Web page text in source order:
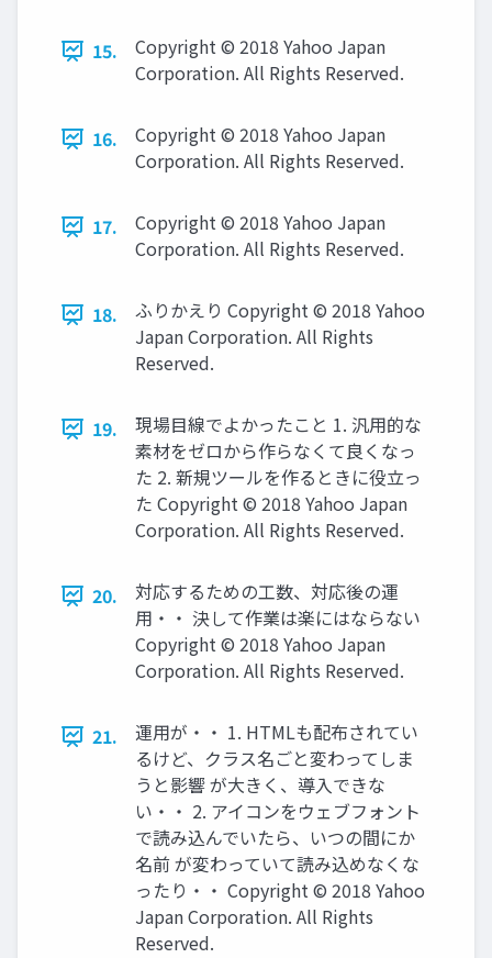
15.
Copyright © 2018 Yahoo Japan
Corporation. All Rights Reserved.
16.
Copyright © 2018 Yahoo Japan
Corporation. All Rights Reserved.
17.
Copyright © 2018 Yahoo Japan
Corporation. All Rights Reserved.
18.
ふりかえり Copyright © 2018 Yahoo
Japan Corporation. All Rights
Reserved.
19.
現場目線でよかったこと 1. 汎用的な
素材をゼロから作らなくて良くなっ
た 2. 新規ツールを作るときに役立っ
た Copyright © 2018 Yahoo Japan
Corporation. All Rights Reserved.
20.
対応するための工数、対応後の運
用・・ 決して作業は楽にはならない
Copyright © 2018 Yahoo Japan
Corporation. All Rights Reserved.
21.
運用が・・ 1. HTMLも配布されてい
るけど、クラス名ごと変わってしま
うと影響 が大きく、導入できな
い・・ 2. アイコンをウェブフォント
で読み込んでいたら、いつの間にか
名前 が変わっていて読み込めなくな
ったり・・ Copyright © 2018 Yahoo
Japan Corporation. All Rights
Reserved.